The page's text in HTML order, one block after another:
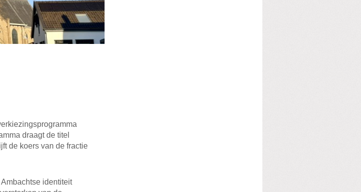
draagt de titel
de koers van de fractie
identiteit